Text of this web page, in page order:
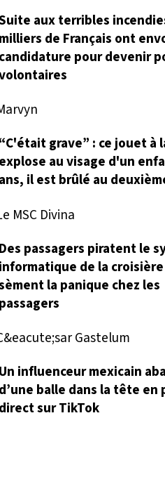
aux terribles
milliers de Français ont
candidature pour devenir
“C'était grave” : ce jouet à
explose au visage d'un
ans, il est brûlé au
Des passagers piratent le
informatique de la
la panique chez les
passagers
Un influenceur mexicain
d’une balle dans la tête en
direct sur TikTok